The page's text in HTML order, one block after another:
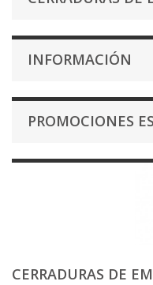
INFORMACIÓN
PROMOCIONES
CERRADURAS DE